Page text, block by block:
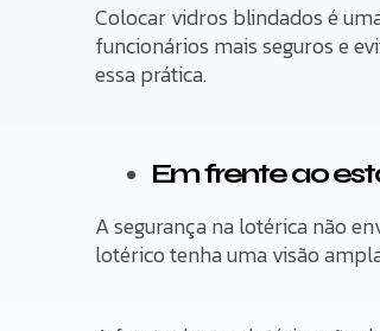
Colocar vidros blindados é
funcionários mais seguros e
essa prática.
Em frente ao
A segurança na lotérica não
lotérico tenha uma visão